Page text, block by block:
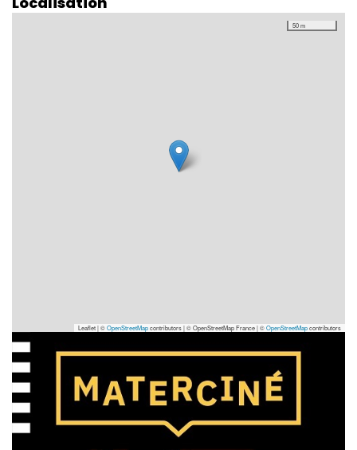
50 m
Leaflet | ©OpenStreetMapcontributors|© OpenStreetMap France | ©OpenStreetMapcontributors